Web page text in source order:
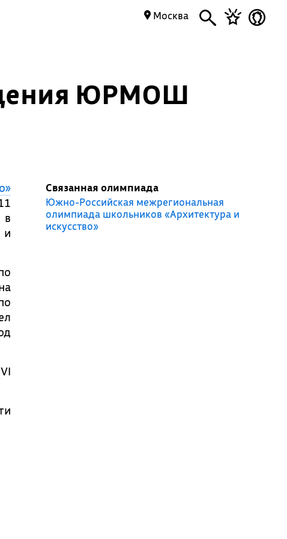
Москва
ЮРМОШ
в
и
VI
Связанная олимпиада
Южно-Российская межрегиональная
олимпиада школьников «Архитектура и
искусство»